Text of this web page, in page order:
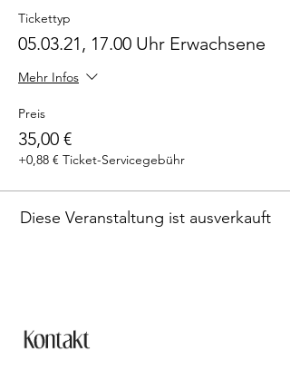
Tickettyp
05.03.21, 17.00 Uhr Erwachsene
Mehr Infos
Preis
35,00 €
+0,88 € Ticket-Servicegebühr
Diese Veranstaltung ist ausverkauft